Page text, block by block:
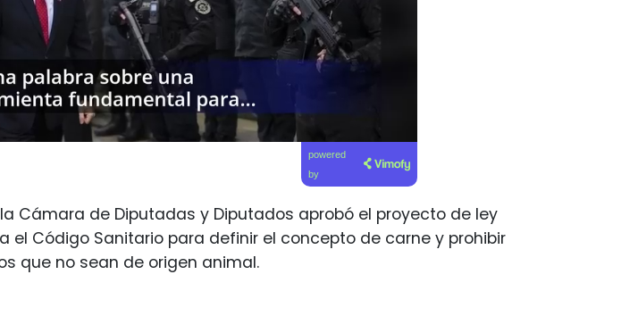
powered
by
Cámara de Diputadas y Diputados aprobó el proyecto de ley
el Código Sanitario para definir el concepto de carne y prohibir
que no sean de origen animal.